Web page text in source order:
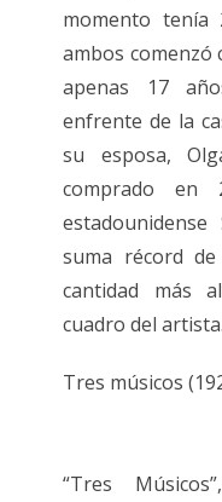
momento tenía
ambos comenzó
apenas 17
enfrente de la
su esposa,
comprado en
suma récord
cantidad más
cuadro del artista.
Tres músicos
“Tres